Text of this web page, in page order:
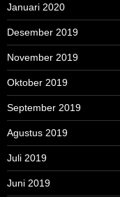
Januari 2020
Desember 2019
November 2019
Oktober 2019
September 2019
Agustus 2019
Juli 2019
Juni 2019